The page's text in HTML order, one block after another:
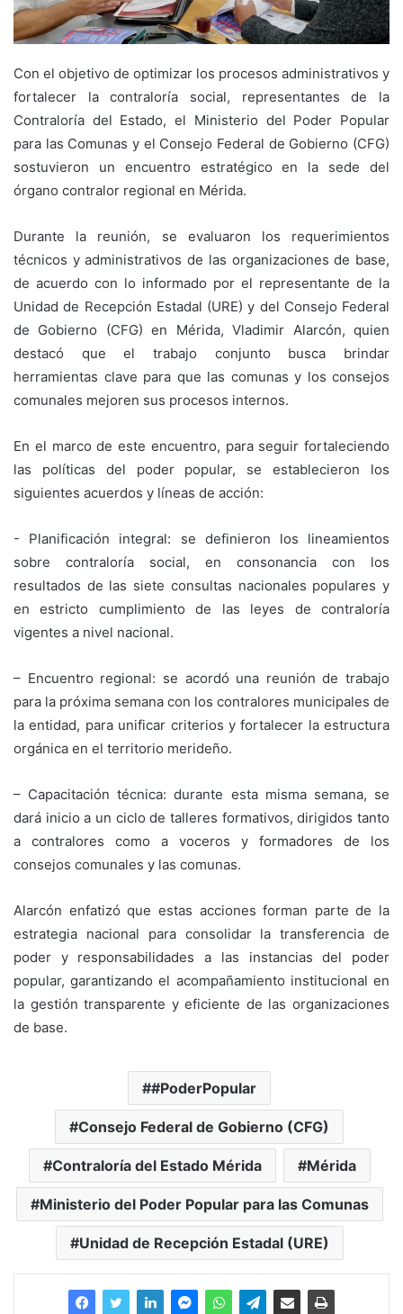
Con el objetivo de optimizar los procesos administrativos y
fortalecer la contraloría social, representantes de la
Contraloría del Estado, el Ministerio del Poder Popular
para las Comunas y el Consejo Federal de Gobierno (CFG)
sostuvieron un encuentro estratégico en la sede del
órgano contralor regional en Mérida.
Durante la reunión, se evaluaron los requerimientos
técnicos y administrativos de las organizaciones de base,
de acuerdo con lo informado por el representante de la
Unidad de Recepción Estadal (URE) y del Consejo Federal
de Gobierno (CFG) en Mérida, Vladimir Alarcón, quien
destacó que el trabajo conjunto busca brindar
herramientas clave para que las comunas y los consejos
comunales mejoren sus procesos internos.
​En el marco de este encuentro, para seguir fortaleciendo
las políticas del poder popular, se establecieron los
siguientes acuerdos y líneas de acción:
​- Planificación integral: se definieron los lineamientos
sobre contraloría social, en consonancia con los
resultados de las siete consultas nacionales populares y
en estricto cumplimiento de las leyes de contraloría
vigentes a nivel nacional.
– ​Encuentro regional: se acordó una reunión de trabajo
para la próxima semana con los contralores municipales de
la entidad, para unificar criterios y fortalecer la estructura
orgánica en el territorio merideño.
– ​Capacitación técnica: durante esta misma semana, se
dará inicio a un ciclo de talleres formativos, dirigidos tanto
a contralores como a voceros y formadores de los
consejos comunales y las comunas.
Alarcón enfatizó que estas acciones forman parte de la
estrategia nacional para consolidar la transferencia de
poder y responsabilidades a las instancias del poder
popular, garantizando el acompañamiento institucional en
la gestión transparente y eficiente de las organizaciones
de base.
#PoderPopular
Consejo Federal de Gobierno (CFG)
Contraloría del Estado Mérida Mérida
Ministerio del Poder Popular para las Comunas
Unidad de Recepción Estadal (URE)